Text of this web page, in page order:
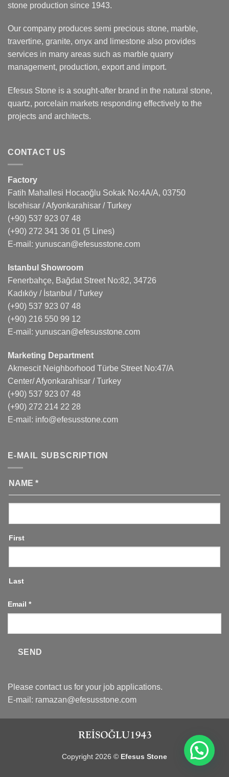
stone production since 1943.
Our company produces semi precious stone, marble,
travertine, granite, onyx and limestone also provides
services in many areas such as marble quarry
management, production, export and import.
Efesus Stone is a sought-after brand in the natural stone,
quartz, porcelain markets responding effectively to the
projects and architects.
CONTACT US
Factory
Fatih Mahallesi Hocaoğlu Sokak No:4A/A, 03750
İscehisar / Afyonkarahisar / Turkey
(+90) 537 923 07 48
(+90) 272 341 36 01 (5 Lines)
E-mail: yunuscan@efesusstone.com
Istanbul Showroom
Fenerbahçe, Bağdat Street No:82, 34726
Kadıköy / İstanbul / Turkey
(+90) 537 923 07 48
(+90) 216 550 99 12
E-mail: yunuscan@efesusstone.com
Marketing Department
Akmescit Neighborhood Türbe Street No:47/A
Center/ Afyonkarahisar / Turkey
(+90) 537 923 07 48
(+90) 272 214 22 28
E-mail: info@efesusstone.com
E-MAIL SUBSCRIPTION
NAME *
First
Last
Email *
SEND
Please contact us for your job applications.
E-mail: ramazan@efesusstone.com
Copyright 2026 © Efesus Stone